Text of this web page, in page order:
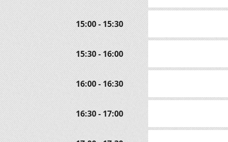
15:00 - 15:30
15:30 - 16:00
16:00 - 16:30
16:30 - 17:00